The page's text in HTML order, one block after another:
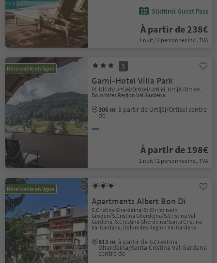
Südtirol Guest Pass
À partir de 238€
1 nuit / 2 personnes incl. TVA
Réservable en ligne S
Garni-Hotel Villa Park
St. Ulrich/Urtijëi/Ortisei/Urtijëi, Urtijëi/Ortisei,
Dolomites Region Val Gardena
306 m à partir de Urtijëi/Ortisei centre
de
À partir de 198€
1 nuit / 2 personnes incl. TVA
Réservable en ligne
Apartments Albert Bon Dì
S.Cristina Gherdëina/St.Christina in
Gröden/S.Cristina Gherdëina/S.Cristina Val
Gardena, S.Crestina Gherdëina/Santa Cristina
Val Gardana, Dolomites Region Val Gardena
811 m à partir de S.Crestina
Gherdëina/Santa Cristina Val Gardana
centre de